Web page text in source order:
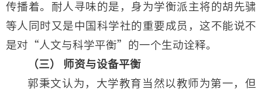
传播着。耐人寻味的是，身为学衡派主将的胡先骕
等人同时又是中国科学社的重要成员，这不能说不
是对“人文与科学平衡”的一个生动诠释。
（三） 师资与设备平衡
郭秉文认为，大学教育当然以教师为第一，但